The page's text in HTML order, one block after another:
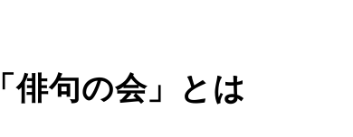
「俳句の会」とは